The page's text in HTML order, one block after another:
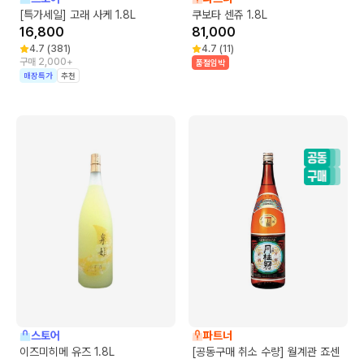
[특가세일] 고래 사케 1.8L
16,800
4.7 (381)
구매 2,000+
매장특가 추천
쿠보타 센쥬 1.8L
81,000
4.7 (11)
품절임박
스토어
이즈미히메 유즈 1.8L
파트너
[공동구매 취소 수량] 월계관 죠센